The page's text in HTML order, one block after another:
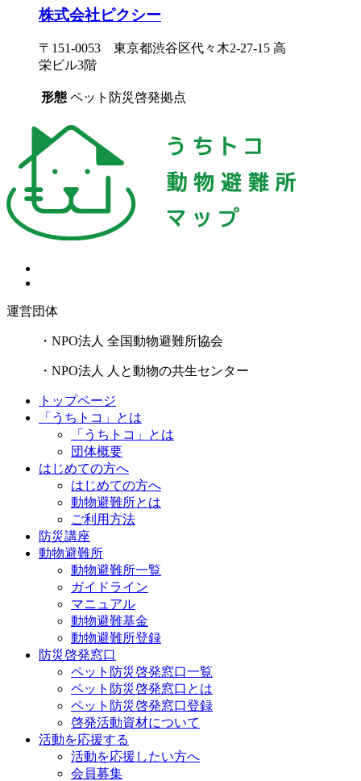
株式会社ピクシー
〒151-0053 東京都渋谷区代々木2-27-15 高
栄ビル3階
形態 ペット防災啓発拠点
運営団体
・NPO法人 全国動物避難所協会
・NPO法人 人と動物の共生センター
トップページ
「うちトコ」とは
「うちトコ」とは
団体概要
はじめての方へ
はじめての方へ
動物避難所とは
ご利用方法
防災講座
動物避難所
動物避難所一覧
ガイドライン
マニュアル
動物避難基金
動物避難所登録
防災啓発窓口
ペット防災啓発窓口一覧
ペット防災啓発窓口とは
ペット防災啓発窓口登録
啓発活動資材について
活動を応援する
活動を応援したい方へ
会員募集